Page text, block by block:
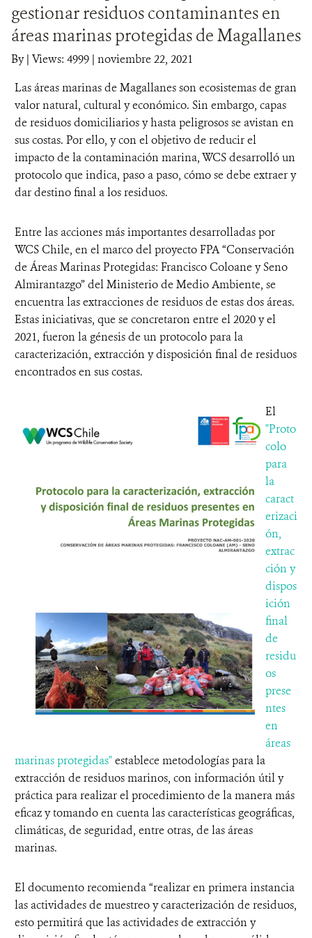
DONA
gestionar residuos contaminantes en
áreas marinas protegidas de Magallanes
By| Views: 4999 | noviembre 22, 2021
Las áreas marinas de Magallanes son ecosistemas de gran
valor natural, cultural y económico. Sin embargo, capas
de residuos domiciliarios y hasta peligrosos se avistan en
sus costas. Por ello, y con el objetivo de reducir el
impacto de la contaminación marina, WCS desarrolló un
protocolo que indica, paso a paso, cómo se debe extraer y
dar destino final a los residuos.
Entre las acciones más importantes desarrolladas por
WCS Chile, en el marco del proyecto FPA “Conservación
de Áreas Marinas Protegidas: Francisco Coloane y Seno
Almirantazgo” del Ministerio de Medio Ambiente, se
encuentra las extracciones de residuos de estas dos áreas.
Estas iniciativas, que se concretaron entre el 2020 y el
2021, fueron la génesis de un protocolo para la
caracterización, extracción y disposición final de residuos
encontrados en sus costas.
El
"Proto
colo
para
la
caract
erizaci
ón,
extrac
ción y
dispos
ición
final
de
residu
os
prese
ntes
en
áreas
marinas protegidas"establece metodologías para la
extracción de residuos marinos, con información útil y
práctica para realizar el procedimiento de la manera más
eficaz y tomando en cuenta las características geográficas,
climáticas, de seguridad, entre otras, de las áreas
marinas.
El documento recomienda “realizar en primera instancia
las actividades de muestreo y caracterización de residuos,
esto permitirá que las actividades de extracción y